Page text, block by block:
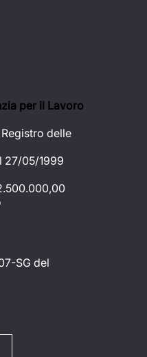
per il Lavoro
delle
27/05/1999
SG del